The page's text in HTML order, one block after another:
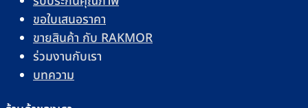
ขอใบเสนอราคา
ขายสินค้า กับ RAKMOR
ร่วมงานกับเรา
บทความ